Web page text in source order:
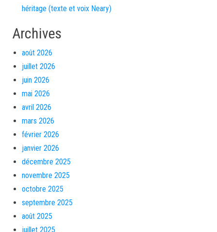
héritage (texte et voix Neary)
Archives
août 2026
juillet 2026
juin 2026
mai 2026
avril 2026
mars 2026
février 2026
janvier 2026
décembre 2025
novembre 2025
octobre 2025
septembre 2025
août 2025
juillet 2025